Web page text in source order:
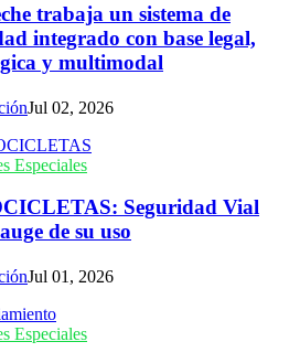
trabaja un sistema de
integrado con base legal,
y multimodal
Jul 02, 2026
Especiales
Seguridad Vial
de su uso
Jul 01, 2026
Especiales